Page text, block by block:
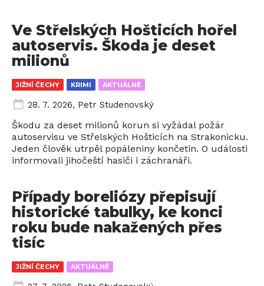
JIŽNÍ ČECHY KRIMI AKTUÁLNĚ
Ve Střelských Hošticích hořel
autoservis. Škoda je deset
milionů
28. 7. 2026, Petr Studenovský
Škodu za deset milionů korun si vyžádal požár
autoservisu ve Střelských Hošticích na Strakonicku.
Jeden člověk utrpěl popáleniny končetin. O události
informovali jihočeští hasiči i záchranáři.
JIŽNÍ ČECHY AKTUÁLNĚ
Případy boreliózy přepisují
historické tabulky, ke konci
roku bude nakažených přes
tisíc